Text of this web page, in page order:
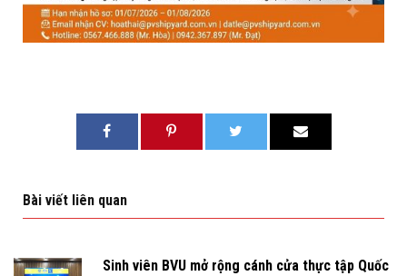
Bài viết liên quan
Sinh viên BVU mở rộng cánh cửa thực tập Quốc